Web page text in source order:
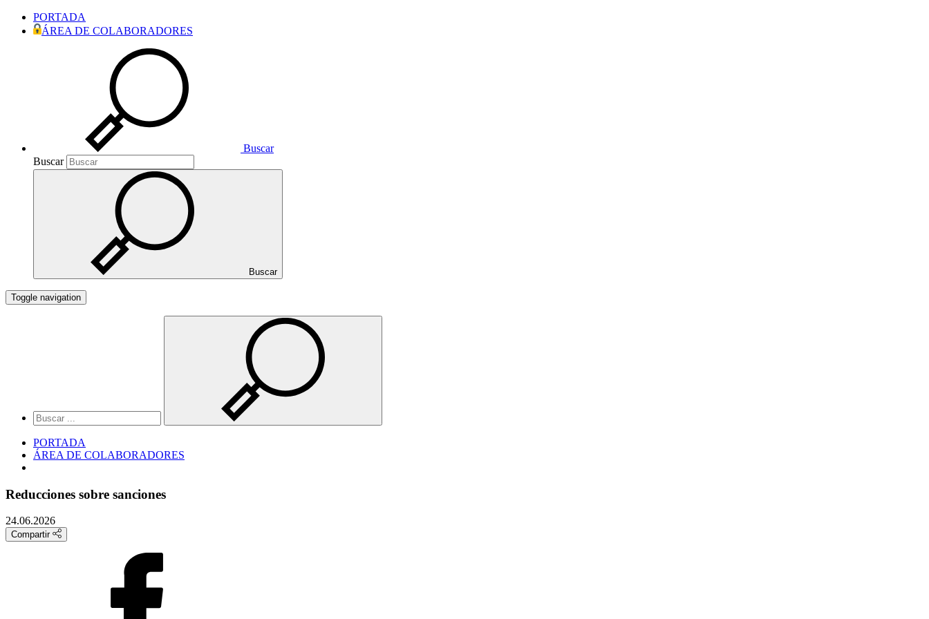
PORTADA
ÁREA DE COLABORADORES
Buscar
Buscar
Buscar
Toggle navigation
PORTADA
ÁREA DE COLABORADORES
Reducciones sobre sanciones
24.06.2026
Compartir